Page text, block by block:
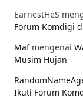
EarnestHeS
Forum Komdigi
Mafmengenai
Musim Hujan
Ikuti Forum